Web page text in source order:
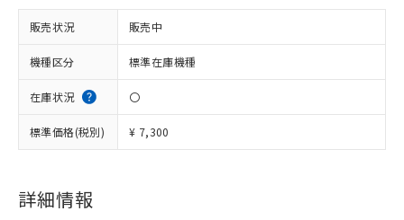
販売状況 販売中
機種区分 標準在庫機種
在庫状況 〇
標準価格(税別) ¥ 7,300
詳細情報